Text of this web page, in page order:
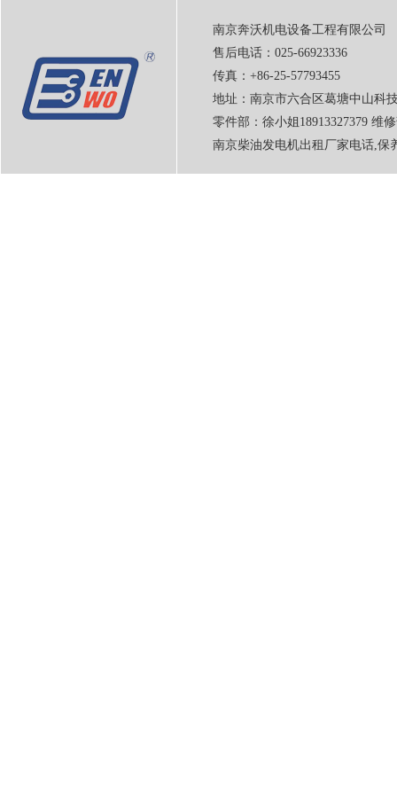
南京奔沃机电设备工程有限公司
售后电话：025-66923336
传真：+86-25-57793455
地址：南京市六合区葛塘中山科
零件部：徐小姐18913327379 维
南京柴油发电机出租厂家电话,保